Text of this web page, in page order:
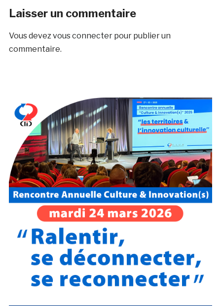
Laisser un commentaire
Vous devezvous connecterpour publier un
commentaire.